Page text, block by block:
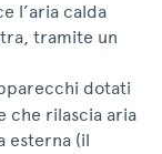
l’aria calda
tramite un
dotati
che rilascia aria
esterna (il